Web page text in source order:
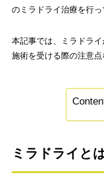
のミラドライ治療を行っ
本記事では、ミラドラ
施術を受ける際の注意点
ミラドライと